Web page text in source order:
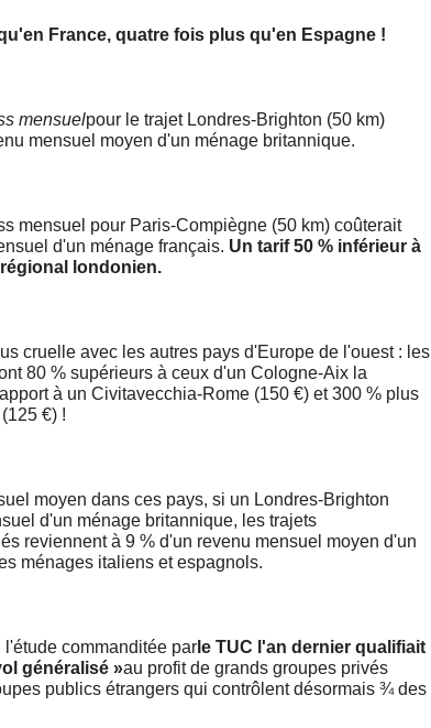
France, quatre fois plus qu'en Espagne !
mensuelpour le trajet Londres-Brighton (50 km)
mensuel moyen d'un ménage britannique.
mensuel pour Paris-Compiègne (50 km) coûterait
d'un ménage français. Un tarif 50 % inférieur à
londonien.
cruelle avec les autres pays d'Europe de l'ouest : les
80 % supérieurs à ceux d'un Cologne-Aix la
à un Civitavecchia-Rome (150 €) et 300 % plus
€) !
moyen dans ces pays, si un Londres-Brighton
d'un ménage britannique, les trajets
reviennent à 9 % d'un revenu mensuel moyen d'un
ménages italiens et espagnols.
commanditée par le TUC l'an dernier qualifiait
généralisé »au profit de grands groupes privés
publics étrangers qui contrôlent désormais ¾ des